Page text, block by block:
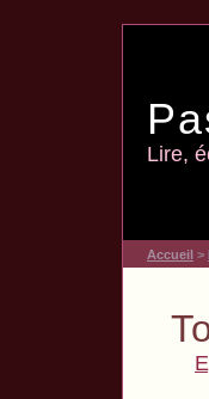
Lire,
Accueil >